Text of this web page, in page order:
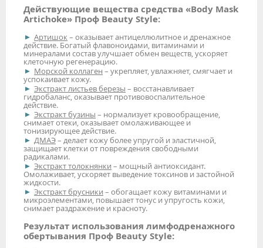
Действующие вещества средства «Body Mask
Artichoke» Проф Beauty Style:
Артишок– оказывает антицеллюлитное и дренажное
действие. Богатый флавоноидами, витаминами и
минералами состав улучшает обмен веществ, ускоряет
клеточную регенерацию.
Морской коллаген – укрепляет, увлажняет, смягчает и
успокаивает кожу.
Экстракт листьев березы – восстанавливает
гидробаланс, оказывает противовоспалительное
действие.
Экстракт бузины – нормализует кровообращение,
снимает отеки, оказывает омолаживающее и
тонизирующее действие.
ДМАЭ– делает кожу более упругой и эластичной,
защищает клетки от повреждения свободными
радикалами.
Экстракт толокнянки – мощный антиоксидант.
Омолаживает, ускоряет выведение токсинов и застойной
жидкости.
Экстракт брусники – обогащает кожу витаминами и
микроэлементами, повышает тонус и упругость кожи,
снимает раздражение и красноту.
Результат использования лимфодренажного
обертывания Проф Beauty Style: